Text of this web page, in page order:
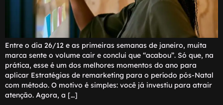
Entre o dia 26/12 e as primeiras semanas de janeiro, muita
marca sente o volume cair e conclui que “acabou”. Só que, na
prática, esse é um dos melhores momentos do ano para
aplicar Estratégias de remarketing para o período pós-Natal
com método. O motivo é simples: você já investiu para atrair
atenção. Agora, a […]